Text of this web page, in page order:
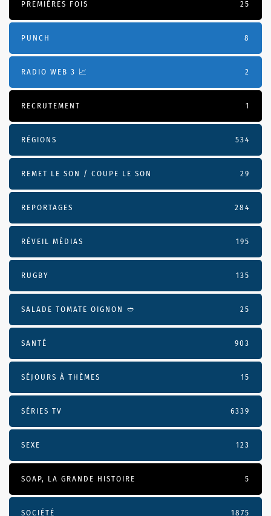
PREMIÈRES FOIS 25
PUNCH 8
RADIO WEB 3 📈 2
RECRUTEMENT 1
RÉGIONS 534
REMET LE SON / COUPE LE SON 29
REPORTAGES 284
RÉVEIL MÉDIAS 195
RUGBY 135
SALADE TOMATE OIGNON 🥙 25
SANTÉ 903
SÉJOURS À THÈMES 15
SÉRIES TV 6339
SEXE 123
SOAP, LA GRANDE HISTOIRE 5
SOCIÉTÉ 1875